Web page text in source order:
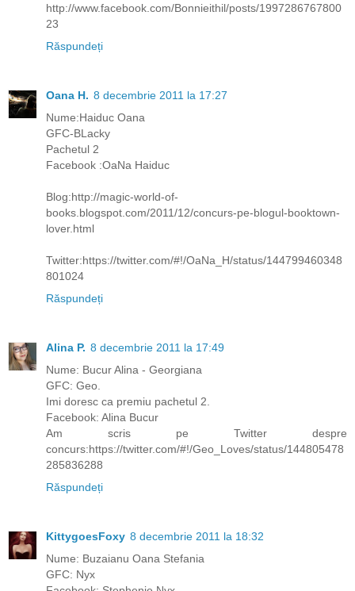
http://www.facebook.com/Bonnieithil/posts/1997286767800
23
Răspundeți
Oana H. 8 decembrie 2011 la 17:27
Nume:Haiduc Oana
GFC-BLacky
Pachetul 2
Facebook :OaNa Haiduc
Blog:http://magic-world-of-
books.blogspot.com/2011/12/concurs-pe-blogul-booktown-
lover.html
Twitter:https://twitter.com/#!/OaNa_H/status/144799460348
801024
Răspundeți
Alina P. 8 decembrie 2011 la 17:49
Nume: Bucur Alina - Georgiana
GFC: Geo.
Imi doresc ca premiu pachetul 2.
Facebook: Alina Bucur
Am scris pe Twitter despre
concurs:https://twitter.com/#!/Geo_Loves/status/144805478
285836288
Răspundeți
KittygoesFoxy 8 decembrie 2011 la 18:32
Nume: Buzaianu Oana Stefania
GFC: Nyx